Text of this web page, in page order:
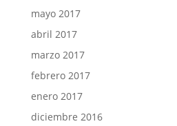
mayo 2017
abril 2017
marzo 2017
febrero 2017
enero 2017
diciembre 2016